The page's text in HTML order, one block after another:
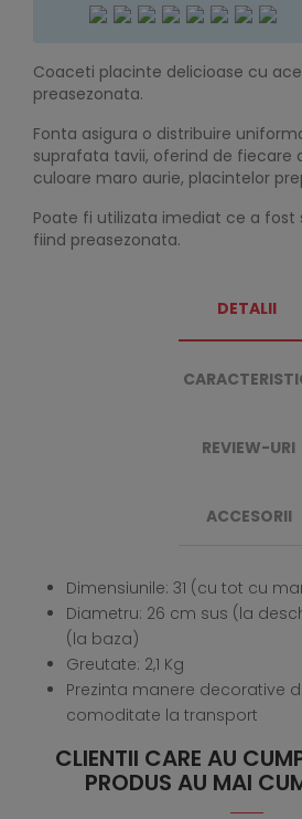
Coaceti placinte delicioase cu
preasezonata.
Fonta asigura o distribuire
suprafata tavii, oferind de fiecare
culoare maro aurie, placintelor
Poate fi utilizata imediat ce a fost
fiind preasezonata.
DETALII
REVIEW-URI
ACCESORII
Dimensiunile: 31 (cu tot cu
Diametru: 26 cm sus (la
(la baza)
Greutate: 2,1 Kg
Prezinta manere decorative
comoditate la transport
CLIENTII CARE AU
PRODUS AU MAI